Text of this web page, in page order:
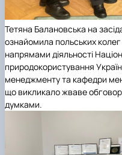
Тетяна Балановська на
ознайомила польських
напрямами діяльності
природокористування
менеджменту та кафедри
що викликало жваве
думками.